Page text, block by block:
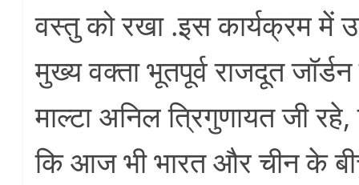
वस्तु को रखा .इस कार्यक्रम में
मुख्य वक्ता भूतपूर्व राजदूत
माल्टा अनिल त्रिगुणायत जी रहे,
कि आज भी भारत और चीन के